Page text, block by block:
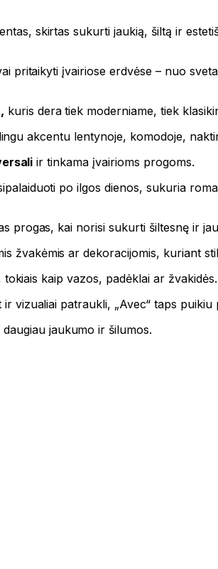
skirtas sukurti jaukią, šiltą ir
pritaikyti įvairiose erdvėse – nuo
kuris dera tiek moderniame, tiek
akcentu lentynoje, komodoje,
ir tinkama įvairioms progoms.
po ilgos dienos, sukuria
progas, kai norisi sukurti šiltesnę ir
žvakėmis ar dekoracijomis, kuriant
kaip vazos, padėklai ar žvakidės.
vizualiai patraukli, „Avec“ taps puikiu
jaukumo ir šilumos.